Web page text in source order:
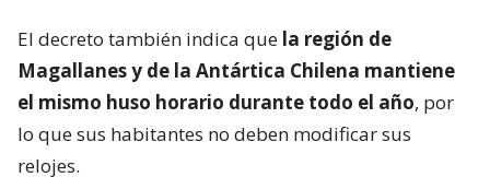
El decreto también indica que la región de
Magallanes y de la Antártica Chilena mantiene
el mismo huso horario durante todo el año, por
lo que sus habitantes no deben modificar sus
relojes.